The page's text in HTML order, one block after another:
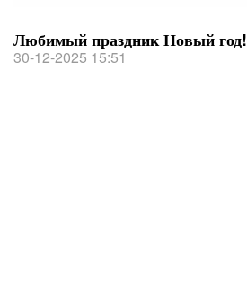
Любимый праздник Новый год!
30-12-2025 15:51